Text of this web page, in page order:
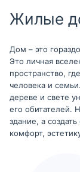
Жилые
Дом – это
Это личная
пространство,
человека и
дереве и свете
его обитателей.
здание, а
комфорт,